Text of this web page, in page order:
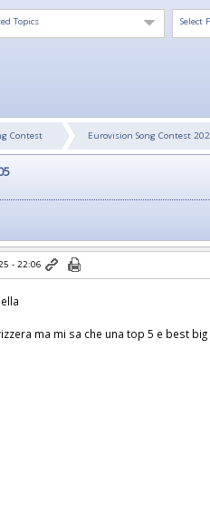
Select
Topics
Contest Eurovision Song Contest
- 22:06
ma mi sa che una top 5 e best big